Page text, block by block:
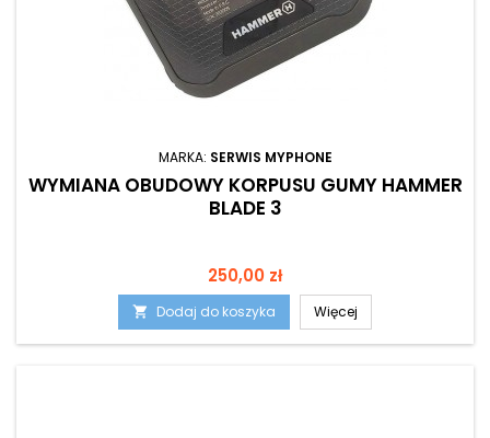
MARKA: SERWIS MYPHONE
WYMIANA OBUDOWY KORPUSU GUMY HAMMER
BLADE 3
Cena
250,00 zł
 Dodaj do koszyka Więcej